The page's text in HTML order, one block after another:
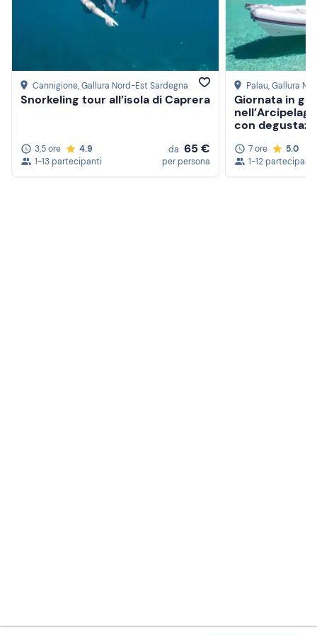
Cannigione, Gallura Nord-Est Sardegna
Snorkeling tour all’isola di Caprera
3,5 ore
4.9
1-13 partecipanti
da 65 €
per persona
Palau, Gallura
Giornata in
con
7 ore
5.0
1-12 partecipanti